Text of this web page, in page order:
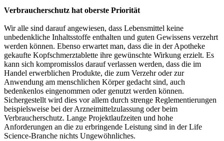
Verbraucherschutz hat oberste Priorität
Wir alle sind darauf angewiesen, dass Lebensmittel keine
unbedenkliche Inhaltsstoffe enthalten und guten Gewissens verzehrt
werden können. Ebenso erwartet man, dass die in der Apotheke
gekaufte Kopfschmerztablette ihre gewünschte Wirkung erzielt. Es
kann sich kompromisslos darauf verlassen werden, dass die im
Handel erwerblichen Produkte, die zum Verzehr oder zur
Anwendung am menschlichen Körper gedacht sind, auch
bedenkenlos eingenommen oder genutzt werden können.
Sichergestellt wird dies vor allem durch strenge Reglementierungen
beispielsweise bei der Arzneimittelzulassung oder beim
Verbraucherschutz. Lange Projektlaufzeiten und hohe
Anforderungen an die zu erbringende Leistung sind in der Life
Science-Branche nichts Ungewöhnliches.